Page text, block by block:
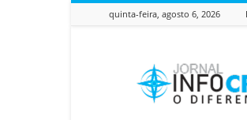
quinta-feira, agosto 6, 2026